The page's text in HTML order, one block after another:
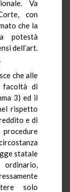
Va
con
che la
potestà
dell’art.
che alle
facoltà di
3) ed il
rispetto
e di
statale
solo